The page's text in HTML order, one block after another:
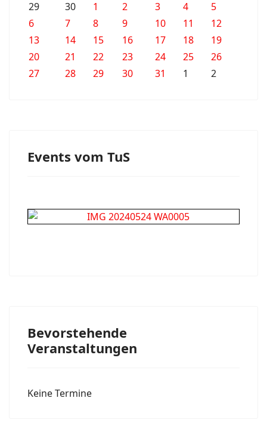
29
30 1 2 3 4
5
6
7 8 9 10 11
12
13
14 15 16 17 18
19
20
21 22 23 24 25
26
27
28 29 30 31 1 2
Events vom TuS
Bevorstehende
Veranstaltungen
Keine Termine